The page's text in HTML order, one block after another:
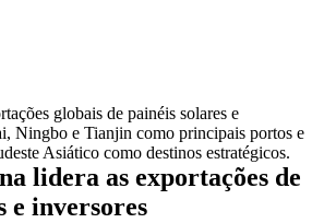
globais de painéis solares e
Ningbo e Tianjin como principais portos e
Asiático como destinos estratégicos.
lidera as exportações de
e inversores